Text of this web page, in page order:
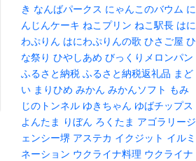
き なんばパークス にゃんこのバウム に
んじんケーキ ねこプリン ねこ駅長 はに
わぷりん はにわぷりんの歌 ひさご屋 ひ
な祭り ひやしあめ びっくりメロンパン
ふるさと納税 ふるさと納税返礼品 まど
い まりひめ みかん みかんソフト もみ
じのトンネル ゆきちゃん ゆばチップス
よんたま りぼん ろくたま アゴラリージ
ェンシー堺 アステカ イクジット イルミ
ネーション ウクライナ料理 ウクライナ